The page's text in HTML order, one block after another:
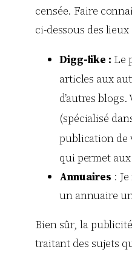
censée. Faire
ci-dessous des
Digg-like : Le
articles aux
d’autres
(spécialisé
publication de
qui permet
Annuaires :
un annuaire
Bien sûr, la
traitant des sujets